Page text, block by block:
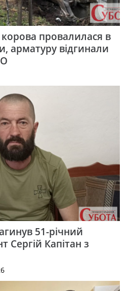
провалилася в
арматуру відгинали
51-річний
Сергій Капітан з